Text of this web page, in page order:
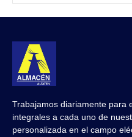
Trabajamos diariamente para
integrales a cada uno de
personalizada en el campo